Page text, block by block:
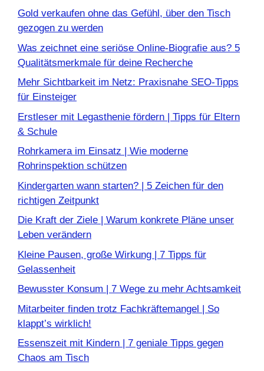
Gold verkaufen ohne das Gefühl, über den Tisch
gezogen zu werden
Was zeichnet eine seriöse Online-Biografie aus? 5
Qualitätsmerkmale für deine Recherche
Mehr Sichtbarkeit im Netz: Praxisnahe SEO-Tipps
für Einsteiger
Erstleser mit Legasthenie fördern | Tipps für Eltern
& Schule
Rohrkamera im Einsatz | Wie moderne
Rohrinspektion schützen
Kindergarten wann starten? | 5 Zeichen für den
richtigen Zeitpunkt
Die Kraft der Ziele | Warum konkrete Pläne unser
Leben verändern
Kleine Pausen, große Wirkung | 7 Tipps für
Gelassenheit
Bewusster Konsum | 7 Wege zu mehr Achtsamkeit
Mitarbeiter finden trotz Fachkräftemangel | So
klappt’s wirklich!
Essenszeit mit Kindern | 7 geniale Tipps gegen
Chaos am Tisch